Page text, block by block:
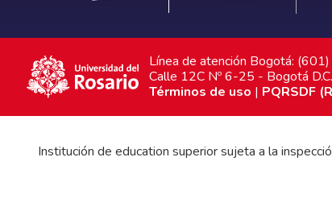
Línea de atención Bogotá:
Calle 12C Nº 6-25 - Bogotá
Términos de uso | PQRSDF
Institución de education superior sujeta a la